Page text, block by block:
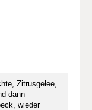
Zitrusgelee,
dann
wieder